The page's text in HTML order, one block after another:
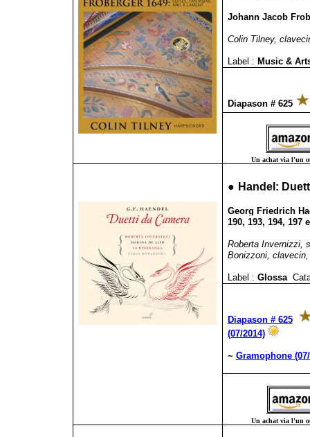
Johann Jacob
Colin Tilney,
Label : Music &
Diapason # 625
Un achat via l'un
● Handel:
Georg Friedrich
190, 193, 194, 197
Roberta Invernizzi,
Bonizzoni,
Label : Glossa
Diapason # 625
(07/2014)
~ Gramophone
Un achat via l'un